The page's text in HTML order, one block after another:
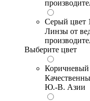
Серый цвет
Линзы от
Выберите цвет
Коричневый
Ю.-В. Азии